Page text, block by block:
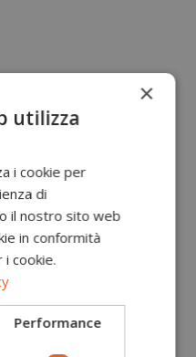
×
utilizza
i cookie per
di
il nostro sito web
in conformità
i cookie.
Performance